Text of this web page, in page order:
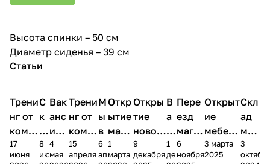
Высота спинки – 50 см
Диаметр сиденья – 39 см
Статьи
Трени
нг от
комп
ании
Мело
17
июня
С
к
и
д
к
8
июня
Вак
анс
ия в
Чеб
окс
4
мая
Трени
нг от
комп
ании
Мело
15
апреля
М
ы
в
М
А
6
апреля
Откр
ытие
мага
зина
в
1
марта
Откры
тие
новог
о
магаз
9
декабря
В
а
к
а
н
1
декабря
Пере
езд
магаз
ина в
г.
6
ноября
Открыт
ие
мебель
ного
салона
3 марта
2025
Скл
ад
меб
ели
пер
3